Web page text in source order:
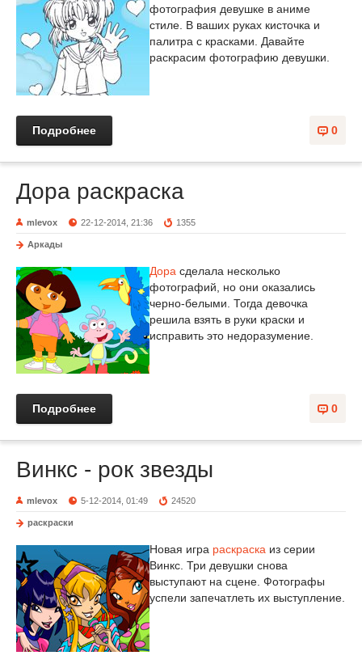
фотография девушке в аниме
стиле. В ваших руках кисточка и
палитра с красками. Давайте
раскрасим фотографию девушки.
0
Подробнее
Дора раскраска
mlevox 22-12-2014, 21:36 1355
Аркады
Дора сделала несколько
фотографий, но они оказались
черно-белыми. Тогда девочка
решила взять в руки краски и
исправить это недоразумение.
0
Подробнее
Винкс - рок звезды
mlevox 5-12-2014, 01:49 24520
раскраски
Новая игра раскраска из серии
Винкс. Три девушки снова
выступают на сцене. Фотографы
успели запечатлеть их выступление.